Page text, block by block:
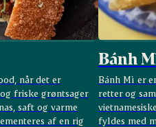
når det er
friske grøntsager
saft og varme
af en rig
Bánh
Bánh Mì er
retter og
fyldes med